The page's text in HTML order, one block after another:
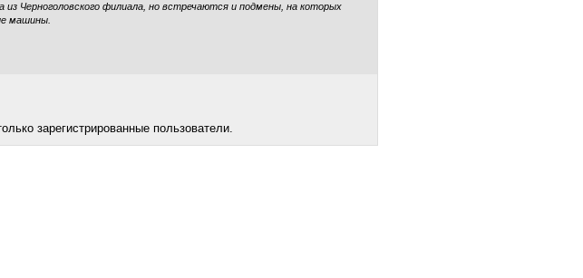
из Черноголовского филиала, но встречаются и подмены, на которых
машины.
зарегистрированные пользователи.